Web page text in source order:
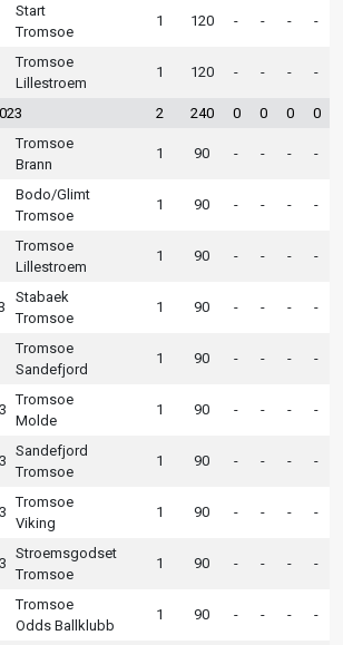
Start
Tromsoe
1 120 - - - -
Tromsoe
Lillestroem
1 120 - - - -
2 240 0 0 0 0
Tromsoe
Brann
1 90 - - - -
Bodo/Glimt
Tromsoe
1 90 - - - -
Tromsoe
Lillestroem
1 90 - - - -
Stabaek
Tromsoe
1 90 - - - -
Tromsoe
Sandefjord
1 90 - - - -
Tromsoe
Molde
1 90 - - - -
Sandefjord
Tromsoe
1 90 - - - -
Tromsoe
Viking
1 90 - - - -
Stroemsgodset
Tromsoe
1 90 - - - -
Tromsoe
Odds Ballklubb
1 90 - - - -